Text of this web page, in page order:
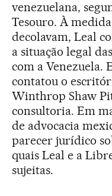
venezuelana,
Tesouro. À
decolavam, Leal
a situação legal
com a Venezuela.
contatou o
Winthrop Shaw
consultoria. Em
de advocacia
parecer jurídico
quais Leal e a
sujeitas.